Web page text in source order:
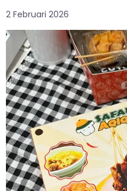
2 Februari 2026